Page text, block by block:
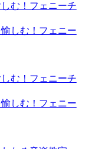
む！フェニーチ
む！フェニーチ